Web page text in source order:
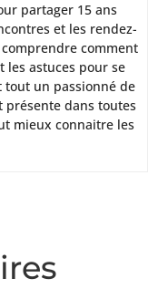
partager 15 ans
et les rendez-
comment
les astuces pour se
tout un passionné de
présente dans toutes
mieux connaitre les